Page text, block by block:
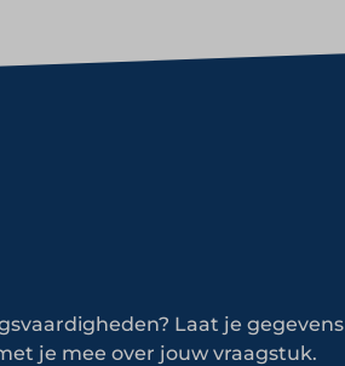
Laat je gegevens
je mee over jouw vraagstuk.